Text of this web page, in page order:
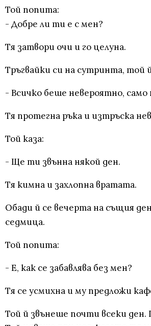
Той попита:
- Добре ли ти е с мен?
Тя затвори очи и го целуна.
Тръгвайки си на сутринта, той
- Всичко беше невероятно,
Тя протегна ръка и изтръска
Той каза:
- Ще ти звънна някой ден.
Тя кимна и захлопна вратата.
Обади й се вечерта на същия
седмица.
Той попита:
- Е, как се забавлява без мен?
Тя се усмихна и му предложи
Той й звънеше почти всеки